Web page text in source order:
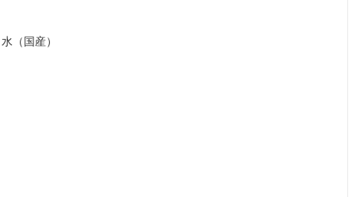
（国産）